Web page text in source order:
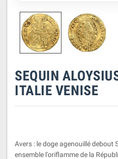
SEQUIN
ITALIE VENISE
Avers : le doge agenouillé debout
ensemble l'oriflamme de la